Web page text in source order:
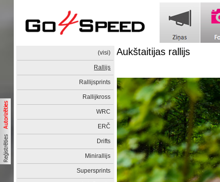
(visi)
Rallijs
Rallijsprints
Rallijkross
WRC
ERČ
Drifts
Minirallijs
Supersprints
Aukštaitijas rallijs